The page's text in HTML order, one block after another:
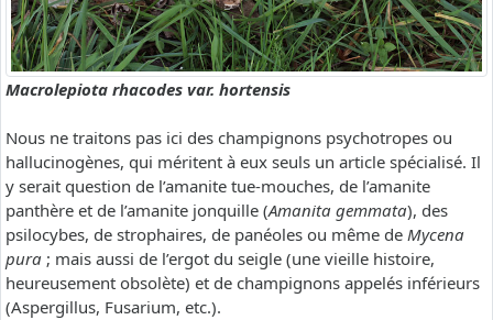
Macrolepiota rhacodes var. hortensis
Nous ne traitons pas ici des champignons psychotropes ou
hallucinogènes, qui méritent à eux seuls un article spécialisé. Il
y serait question de l’amanite tue-mouches, de l’amanite
panthère et de l’amanite jonquille (Amanita gemmata), des
psilocybes, de strophaires, de panéoles ou même de Mycena
pura ; mais aussi de l’ergot du seigle (une vieille histoire,
heureusement obsolète) et de champignons appelés inférieurs
(Aspergillus, Fusarium, etc.).